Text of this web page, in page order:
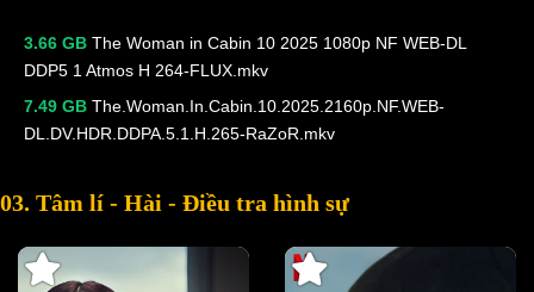
3.66 GBThe Woman in Cabin 10 2025 1080p NF WEB-DL
DDP5 1 Atmos H 264-FLUX.mkv
7.49 GBThe.Woman.In.Cabin.10.2025.2160p.NF.WEB-
DL.DV.HDR.DDPA.5.1.H.265-RaZoR.mkv
03. Tâm lí - Hài - Điều tra hình sự